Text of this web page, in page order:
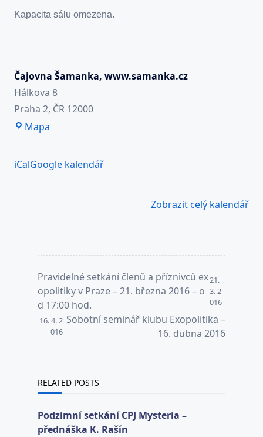
Kapacita sálu omezena.
Čajovna Šamanka, www.samanka.cz
Hálkova 8
Praha 2, ČR 12000
Mapa
www.samanka.cz
iCalGoogle kalendář
Zobrazit celý kalendář
<span
class="nav-
subtitle
screen-
reader-
Pravidelné setkání členů a příznivců ex
opolitiky v Praze – 21. března 2016 – o
d 17:00 hod.
21.
3. 2
016
Sobotní seminář klubu Exopolitika –
16. dubna 2016
16. 4. 2
016
RELATED POSTS
Podzimní setkání CPJ Mysteria –
přednáška K. Rašín